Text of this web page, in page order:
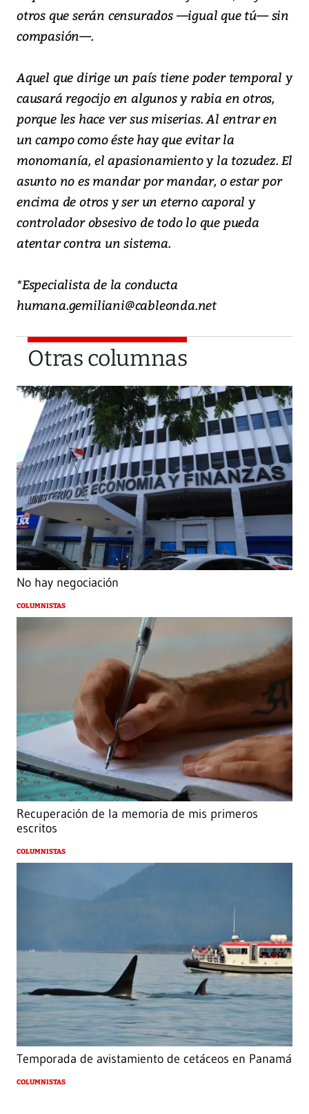
otros que serán censurados —igual que tú— sin
compasión—.
Aquel que dirige un país tiene poder temporal y
causará regocijo en algunos y rabia en otros,
porque les hace ver sus miserias. Al entrar en
un campo como éste hay que evitar la
monomanía, el apasionamiento y la tozudez. El
asunto no es mandar por mandar, o estar por
encima de otros y ser un eterno caporal y
controlador obsesivo de todo lo que pueda
atentar contra un sistema.
*Especialista de la conducta
humana.gemiliani@cableonda.net
Otras columnas
No hay negociación
COLUMNISTAS
Recuperación de la memoria de mis primeros
escritos
COLUMNISTAS
Temporada de avistamiento de cetáceos en Panamá
COLUMNISTAS